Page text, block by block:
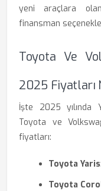
yeni araçlara
finansman
Toyota Ve
2025 Fiyatları
İşte 2025 yılında
Toyota ve
fiyatları:
Toyota Yaris
Toyota